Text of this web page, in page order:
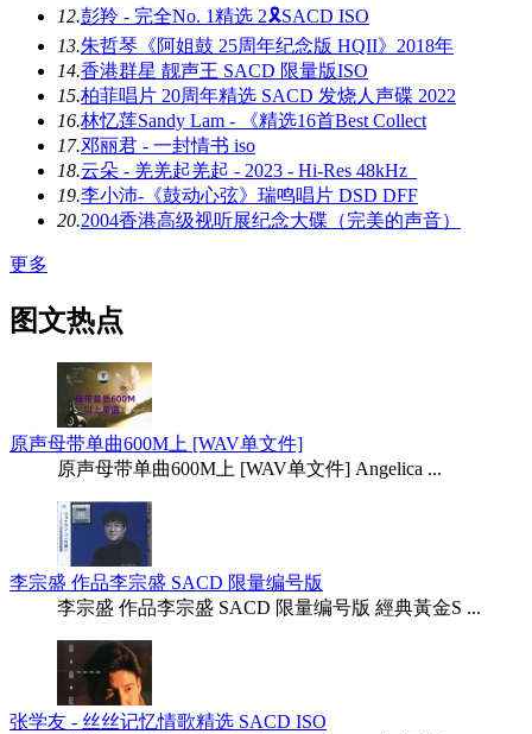
12.彭羚 - 完全No. 1精选 2🎗SACD ISO
13.朱哲琴《阿姐鼓 25周年纪念版 HQII》2018年
14.香港群星 靓声王 SACD 限量版ISO
15.柏菲唱片 20周年精选 SACD 发烧人声碟 2022
16.林忆莲Sandy Lam - 《精选16首Best Collect
17.邓丽君 - 一封情书 iso
18.云朵 - 羌羌起羌起 - 2023 - Hi-Res 48kHz_
19.李小沛-《鼓动心弦》瑞鸣唱片 DSD DFF
20.2004香港高级视听展纪念大碟（完美的声音）
更多
图文热点
原声母带单曲600M上 [WAV单文件]
原声母带单曲600M上 [WAV单文件] Angelica ...
李宗盛 作品李宗盛 SACD 限量编号版
李宗盛 作品李宗盛 SACD 限量编号版 經典黃金S ...
张学友 - 丝丝记忆情歌精选 SACD ISO